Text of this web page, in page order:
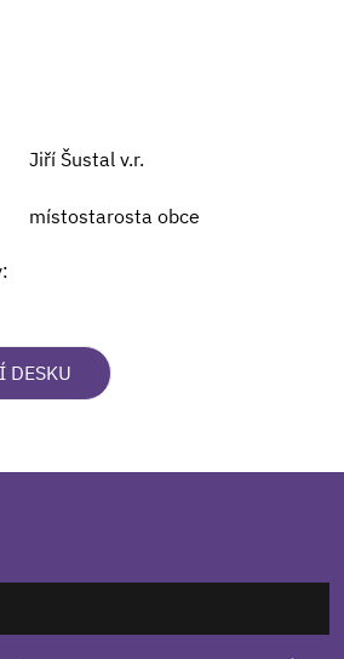
Jiří Šustal v.r.
místostarosta obce
DESKU